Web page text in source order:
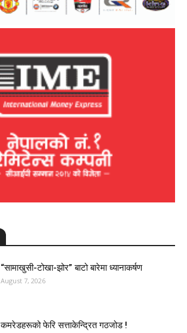
“सामाखुसी-टोखा-झोर” बाटो बारेमा ध्यानाकर्षण
August 7, 2026
कमरेडहरूको फेरि सत्ताकेन्द्रित गठजोड !